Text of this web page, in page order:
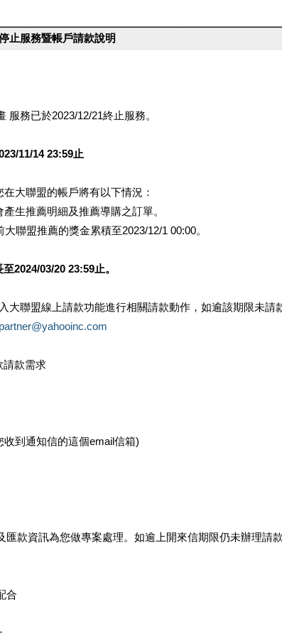
止服務暨帳戶請款說明
服務已於2023/12/21終止服務。
11/14 23:59止
大聯盟的帳戶將有以下情況：
生推薦明細及推薦導購之訂單。
聯盟推薦的獎金累積至2023/12/1 00:00。
2024/03/20 23:59止。
大聯盟線上請款功能進行相關請款動作，如逾該期限未請
請款需求
到通知信的這個email信箱)
匯款資訊為您做專案處理。如逾上開來信期限仍未辦理請
合